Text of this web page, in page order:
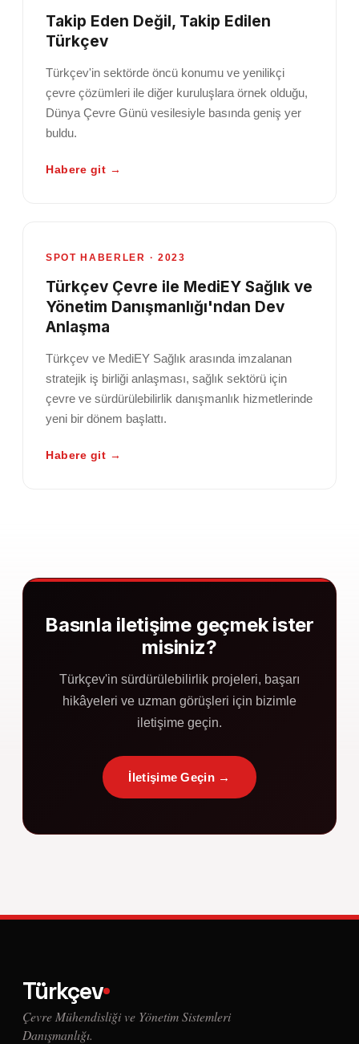
Takip Eden Değil, Takip Edilen
Türkçev
Türkçev'in sektörde öncü konumu ve yenilikçi
çevre çözümleri ile diğer kuruluşlara örnek olduğu,
Dünya Çevre Günü vesilesiyle basında geniş yer
buldu.
Habere git →
SPOT HABERLER · 2023
Türkçev Çevre ile MediEY Sağlık ve
Yönetim Danışmanlığı'ndan Dev
Anlaşma
Türkçev ve MediEY Sağlık arasında imzalanan
stratejik iş birliği anlaşması, sağlık sektörü için
çevre ve sürdürülebilirlik danışmanlık hizmetlerinde
yeni bir dönem başlattı.
Habere git →
Basınla iletişime geçmek ister
misiniz?
Türkçev'in sürdürülebilirlik projeleri, başarı
hikâyeleri ve uzman görüşleri için bizimle
iletişime geçin.
İletişime Geçin →
Türkçev
Çevre Mühendisliği ve Yönetim Sistemleri
Danışmanlığı.